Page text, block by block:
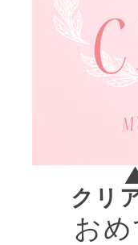
クリ
お